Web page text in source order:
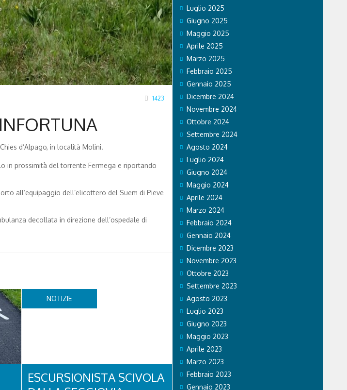
1423
d’Alpago, in località Molini.
in prossimità del torrente Fermega e riportando
all’equipaggio dell’elicottero del Suem di Pieve
decollata in direzione dell’ospedale di
NOTIZIE
ESCURSIONISTA SCIVOLA
Luglio 2025
Giugno 2025
Maggio 2025
Aprile 2025
Marzo 2025
Febbraio 2025
Gennaio 2025
Dicembre 2024
Novembre 2024
Ottobre 2024
Settembre 2024
Agosto 2024
Luglio 2024
Giugno 2024
Maggio 2024
Aprile 2024
Marzo 2024
Febbraio 2024
Gennaio 2024
Dicembre 2023
Novembre 2023
Ottobre 2023
Settembre 2023
Agosto 2023
Luglio 2023
Giugno 2023
Maggio 2023
Aprile 2023
Marzo 2023
Febbraio 2023
Gennaio 2023